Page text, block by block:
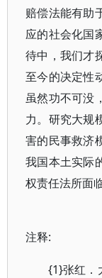
赔偿法能有助
应的社会化国
待中，我们才
至今的决定性
虽然功不可没
力。研究大规
害的民事救济
我国本土实际
权责任法所面
注释:
{1}张红．